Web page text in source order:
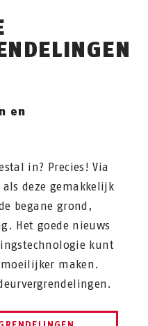
en
in? Precies! Via
deze gemakkelijk
begane grond,
Het goede nieuws
kunt
maken.